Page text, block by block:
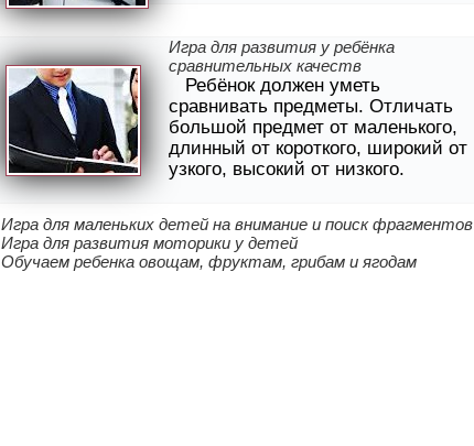
Игра для развития у ребёнка
сравнительных качеств
Ребёнок должен уметь
сравнивать предметы. Отличать
большой предмет от маленького,
длинный от короткого, широкий от
узкого, высокий от низкого.
Игра для маленьких детей на внимание и поиск фрагментов
Игра для развития моторики у детей
Обучаем ребенка овощам, фруктам, грибам и ягодам